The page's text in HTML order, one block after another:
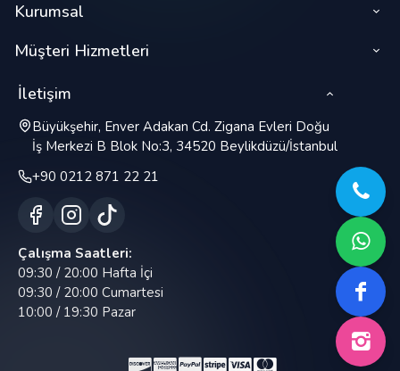
Kurumsal
Müşteri Hizmetleri
İletişim
Büyükşehir, Enver Adakan Cd. Zigana Evleri Doğu
İş Merkezi B Blok No:3, 34520 Beylikdüzü/İstanbul
+90 0212 871 22 21
Çalışma Saatleri:
09:30 / 20:00 Hafta İçi
09:30 / 20:00 Cumartesi
10:00 / 19:30 Pazar